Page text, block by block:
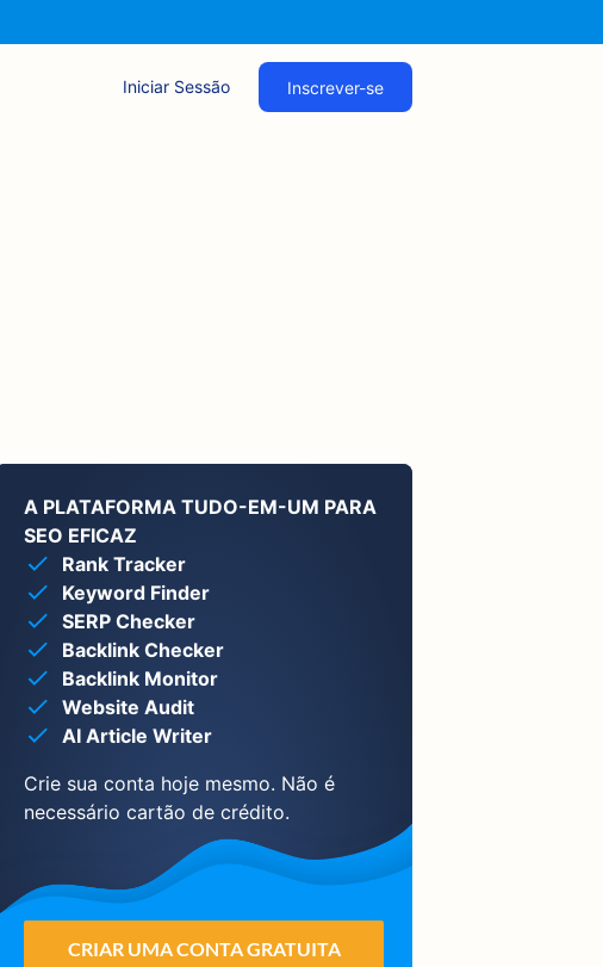
Iniciar Sessão Inscrever-se
A PLATAFORMA TUDO-EM-UM PARA
SEO EFICAZ
Rank Tracker
Keyword Finder
SERP Checker
Backlink Checker
Backlink Monitor
Website Audit
AI Article Writer
Crie sua conta hoje mesmo. Não é
necessário cartão de crédito.
CRIAR UMA CONTA GRATUITA